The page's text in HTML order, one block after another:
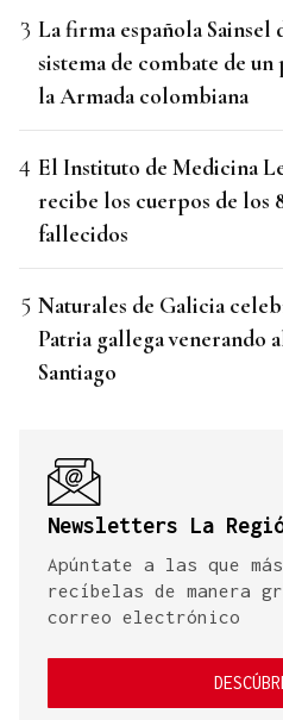
La firma española
sistema de combate de
la Armada colombiana
El Instituto de Medicina
recibe los cuerpos de los
fallecidos
Naturales de Galicia
Patria gallega venerando
Santiago
Newsletters La
Apúntate a las que
recíbelas de manera
correo electrónico